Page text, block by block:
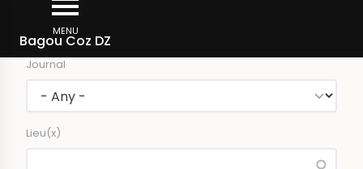
main
content
MENU
Bagou Coz DZ
Newspaper articles
Journal
Lieu(x)